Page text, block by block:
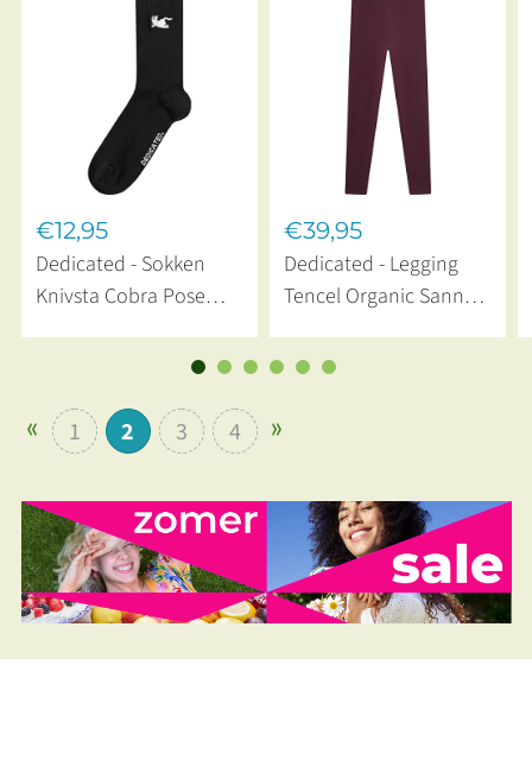
€12,95
Dedicated - Sokken
Knivsta Cobra Pose
€39,95
Dedicated - Legging
Tencel Organic Sanna
1 2 3 4